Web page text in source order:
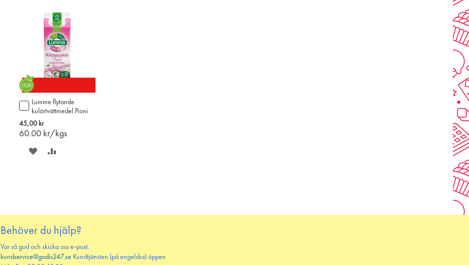
Lumme flytande
kulörtvättmedel Pioni
750ml
45,00 kr
60.00 kr/kgs
Lägg
till
i
varukorgen
SPARA
Behöver du hjälp?
Var så god och skicka oss e-post:
kundservice@godis247.se Kundtjänsten (på engelska) öppen